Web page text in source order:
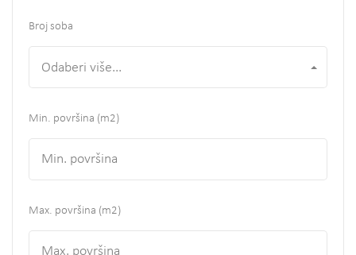
Broj soba
Odaberi više...
Min. površina (m2)
Max. površina (m2)